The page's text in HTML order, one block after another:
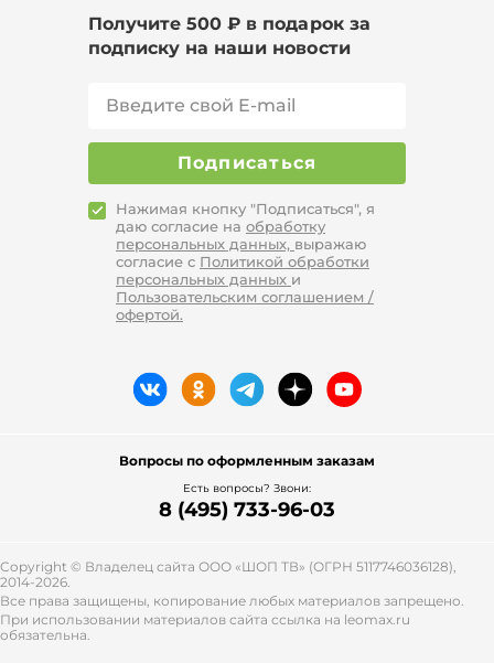
Получите 500 ₽ в подарок за
подписку на наши новости
Подписаться
Нажимая кнопку "Подписаться", я
даю согласие на обработку
персональных данных, выражаю
согласие с Политикой обработки
персональных данных и
Пользовательским соглашением /
офертой.
Вопросы по оформленным заказам
Есть вопросы? Звони:
8 (495) 733-96-03
Copyright © Владелец сайта ООО «ШОП ТВ» (ОГРН 5117746036128),
2014-2026.
Все права защищены, копирование любых материалов запрещено.
При использовании материалов сайта ссылка на leomax.ru
обязательна.